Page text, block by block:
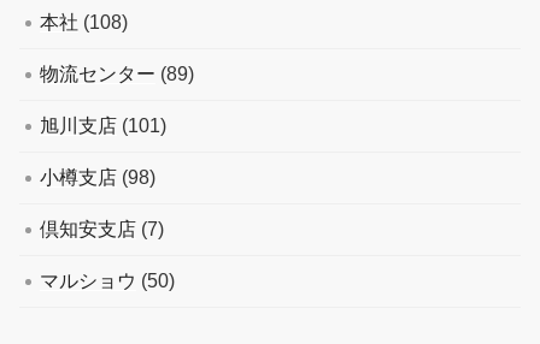
本社 (108)
物流センター (89)
旭川支店 (101)
小樽支店 (98)
倶知安支店 (7)
マルショウ (50)